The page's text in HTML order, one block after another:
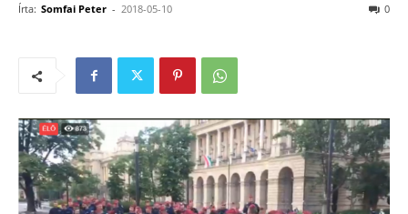
Írta: Somfai Peter - 2018-05-10 0